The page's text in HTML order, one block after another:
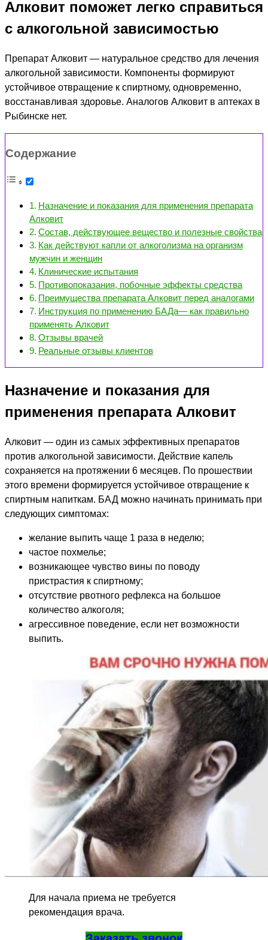
Алковит поможет легко справиться
с алкогольной зависимостью
Препарат Алковит — натуральное средство для лечения
алкогольной зависимости. Компоненты формируют
устойчивое отвращение к спиртному, одновременно,
восстанавливая здоровье. Аналогов Алковит в аптеках в
Рыбинске нет.
Содержание
Назначение и показания для применения препарата
Алковит
Состав, действующее вещество и полезные свойства
Как действуют капли от алкоголизма на организм
мужчин и женщин
Клинические испытания
Противопоказания, побочные эффекты средства
Преимущества препарата Алковит перед аналогами
Инструкция по применению БАДа— как правильно
применять Алковит
Отзывы врачей
Реальные отзывы клиентов
Назначение и показания для
применения препарата Алковит
Алковит — один из самых эффективных препаратов
против алкогольной зависимости. Действие капель
сохраняется на протяжении 6 месяцев. По прошествии
этого времени формируется устойчивое отвращение к
спиртным напиткам. БАД можно начинать принимать при
следующих симптомах:
желание выпить чаще 1 раза в неделю;
частое похмелье;
возникающее чувство вины по поводу
пристрастия к спиртному;
отсутствие рвотного рефлекса на большое
количество алкоголя;
агрессивное поведение, если нет возможности
выпить.
Для начала приема не требуется
рекомендация врача.